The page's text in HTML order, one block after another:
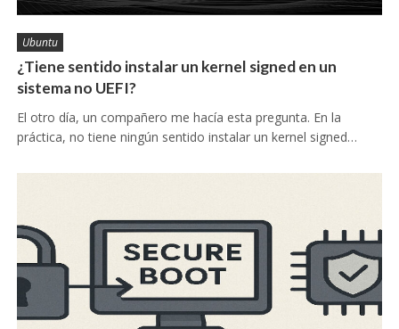
Ubuntu
¿Tiene sentido instalar un kernel signed en un
sistema no UEFI?
El otro día, un compañero me hacía esta pregunta. En la
práctica, no tiene ningún sentido instalar un kernel signed…